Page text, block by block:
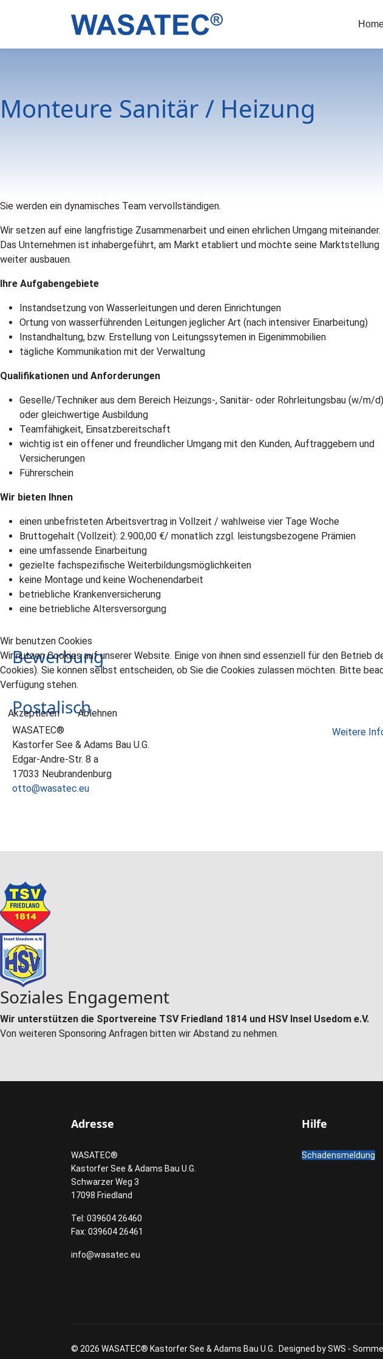
Monteure Sanitär / Heizung
Sie werden ein dynamisches Team vervollständigen.
Wir setzen auf eine langfristige Zusammenarbeit und einen ehrlichen Umgang miteinander.
Das Unternehmen ist inhabergeführt, am Markt etabliert und möchte seine Marktstellung
weiter ausbauen.
Ihre Aufgabengebiete
Instandsetzung von Wasserleitungen und deren Einrichtungen
Ortung von wasserführenden Leitungen jeglicher Art (nach intensiver Einarbeitung)
Instandhaltung, bzw. Erstellung von Leitungssytemen in Eigenimmobilien
tägliche Kommunikation mit der Verwaltung
Qualifikationen und Anforderungen
Geselle/Techniker aus dem Bereich Heizungs-, Sanitär- oder Rohrleitungsbau (w/m/d)
oder gleichwertige Ausbildung
Teamfähigkeit, Einsatzbereitschaft
wichtig ist ein offener und freundlicher Umgang mit den Kunden, Auftraggebern und
Versicherungen
Führerschein
Wir bieten Ihnen
einen unbefristeten Arbeitsvertrag in Vollzeit / wahlweise vier Tage Woche
Bruttogehalt (Vollzeit): 2.900,00 €/ monatlich zzgl. leistungsbezogene Prämien
eine umfassende Einarbeitung
gezielte fachspezifische Weiterbildungsmöglichkeiten
keine Montage und keine Wochenendarbeit
betriebliche Krankenversicherung
eine betriebliche Altersversorgung
Bewerbung
Postalisch
WASATEC®
Kastorfer See & Adams Bau U.G.
Edgar-Andre-Str. 8 a
17033 Neubrandenburg
otto@wasatec.eu
Soziales Engagement
Wir unterstützen die Sportvereine TSV Friedland 1814 und HSV Insel Usedom e.V.
Von weiteren Sponsoring Anfragen bitten wir Abstand zu nehmen.
Adresse
WASATEC®
Kastorfer See & Adams Bau U.G.
Schwarzer Weg 3
17098 Friedland
Tel: 039604 26460
Fax: 039604 26461
info@wasatec.eu
Hilfe
Schadensmeldung
© 2026 WASATEC® Kastorfer See & Adams Bau U.G.. Designed bySWS -
Wir benutzen Cookies
Wir nutzen Cookies auf unserer Website. Einige von ihnen sind essenziell für den
Cookies). Sie können selbst entscheiden, ob Sie die Cookies zulassen möchten. Bitte
Verfügung stehen.
Akzeptieren
Ablehnen
Weitere